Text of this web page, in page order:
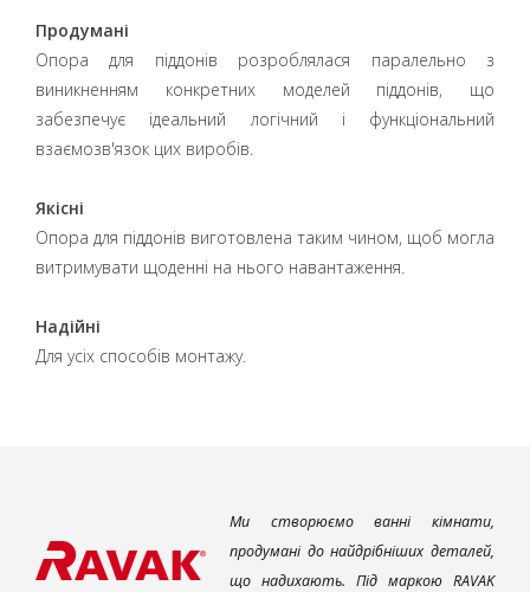
Продумані
Опора для піддонів розроблялася паралельно з
виникненням конкретних моделей піддонів, що
забезпечує ідеальний логічний і функціональний
взаємозв'язок цих виробів.
Якісні
Опора для піддонів виготовлена таким чином, щоб могла
витримувати щоденні на нього навантаження.
Надійні
Для усіх способів монтажу.
Ми створюємо ванні кімнати,
продумані до найдрібніших деталей,
що надихають. Під маркою RAVAK